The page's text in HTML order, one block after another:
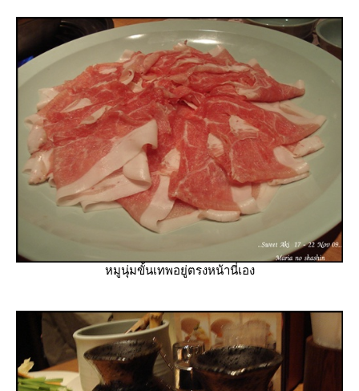
หมูนุ่มขั้นเทพอยู่ตรงหน้านี่เอง